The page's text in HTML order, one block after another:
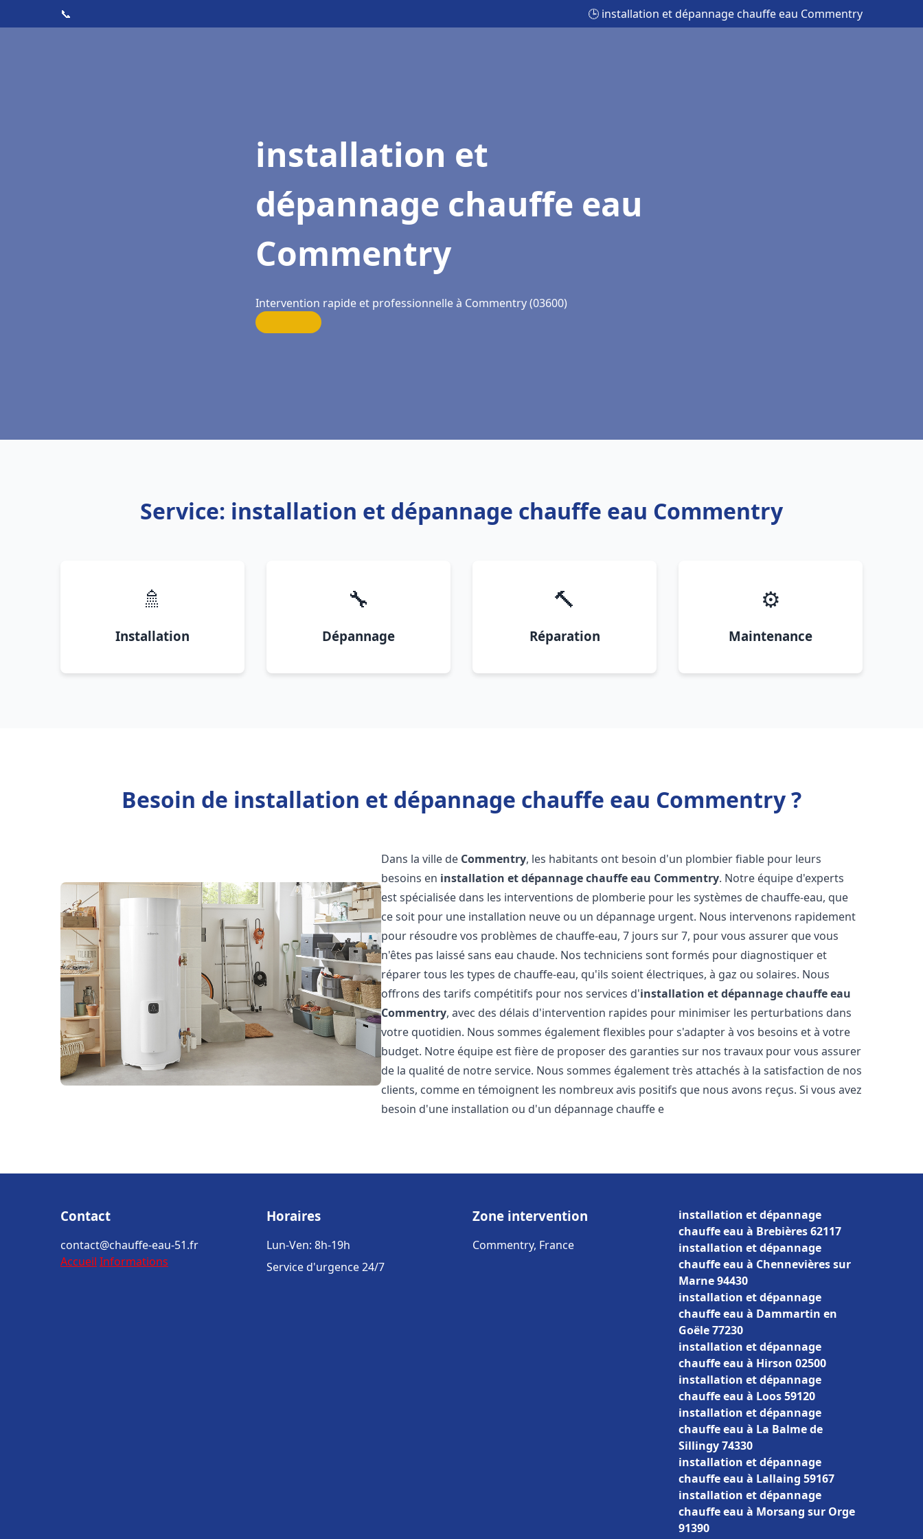
📞 🕒 installation et dépannage chauffe eau Commentry
installation et
dépannage chauffe eau
Commentry
Intervention rapide et professionnelle à Commentry (03600)
Service: installation et dépannage chauffe eau Commentry
🚿
Installation
🔧
Dépannage
🔨
Réparation
⚙️
Maintenance
Besoin de installation et dépannage chauffe eau Commentry ?
Dans la ville de Commentry, les habitants ont besoin d'un plombier fiable pour leurs
besoins en installation et dépannage chauffe eau Commentry. Notre équipe d'experts
est spécialisée dans les interventions de plomberie pour les systèmes de chauffe-eau, que
ce soit pour une installation neuve ou un dépannage urgent. Nous intervenons rapidement
pour résoudre vos problèmes de chauffe-eau, 7 jours sur 7, pour vous assurer que vous
n'êtes pas laissé sans eau chaude. Nos techniciens sont formés pour diagnostiquer et
réparer tous les types de chauffe-eau, qu'ils soient électriques, à gaz ou solaires. Nous
offrons des tarifs compétitifs pour nos services d'installation et dépannage chauffe eau
Commentry, avec des délais d'intervention rapides pour minimiser les perturbations dans
votre quotidien. Nous sommes également flexibles pour s'adapter à vos besoins et à votre
budget. Notre équipe est fière de proposer des garanties sur nos travaux pour vous assurer
de la qualité de notre service. Nous sommes également très attachés à la satisfaction de nos
clients, comme en témoignent les nombreux avis positifs que nous avons reçus. Si vous avez
besoin d'une installation ou d'un dépannage chauffe e
Contact
contact@chauffe-eau-51.fr
Accueil Informations
Horaires
Lun-Ven: 8h-19h
Service d'urgence 24/7
Zone intervention
Commentry, France
installation et dépannage
chauffe eau à Brebières 62117
installation et dépannage
chauffe eau à Chennevières sur
Marne 94430
installation et dépannage
chauffe eau à Dammartin en
Goële 77230
installation et dépannage
chauffe eau à Hirson 02500
installation et dépannage
chauffe eau à Loos 59120
installation et dépannage
chauffe eau à La Balme de
Sillingy 74330
installation et dépannage
chauffe eau à Lallaing 59167
installation et dépannage
chauffe eau à Morsang sur Orge
91390